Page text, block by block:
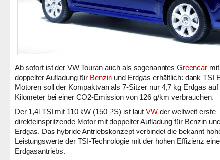
Ab sofort ist der VW Touran auch als sogenanntes Greencar mit
doppelter Aufladung für Benzin und Erdgas erhältlich: dank TSI
Motoren soll der Kompaktvan als 7-Sitzer nur 4,7 kg Erdgas auf
Kilometer bei einer CO2-Emission von 126 g/km verbrauchen.
Der 1,4l TSI mit 110 kW (150 PS) ist laut VW der weltweit erste
direkteinspritzende Motor mit doppelter Aufladung für Benzin und
Erdgas. Das hybride Antriebskonzept verbindet die bekannt
Leistungswerte der TSI-Technologie mit der hohen Effizienz
Erdgasantriebs.